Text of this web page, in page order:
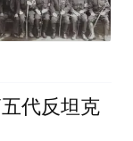
代反坦克